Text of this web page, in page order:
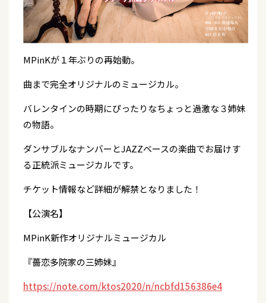
MPinKが１年ぶりの再始動。
曲まで完全オリジナルのミュージカル。
バレンタインの時期にぴったりなちょっと過激な３姉妹
の物語。
ダンサブルなナンバーとJAZZベースの楽曲でお届けす
る正統派ミュージカルです。
チケット情報など詳細が解禁となりました！
【公演名】
MPinK新作オリジナルミュージカル
『薔恋多院家の三姉妹』
https://note.com/ktos2020/n/ncbfd156386e4